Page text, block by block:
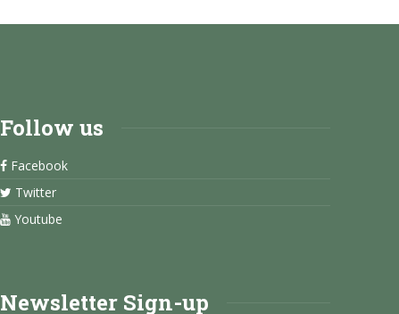
Follow us
Facebook
Twitter
Youtube
Newsletter Sign-up